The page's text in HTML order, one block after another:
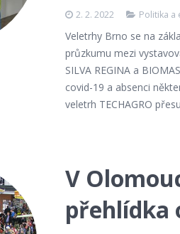
2. 2. 2022 Politika a
Veletrhy Brno se na
průzkumu mezi
SILVA REGINA a
covid-19 a absenci
veletrh TECHAGRO
V
přehlídka